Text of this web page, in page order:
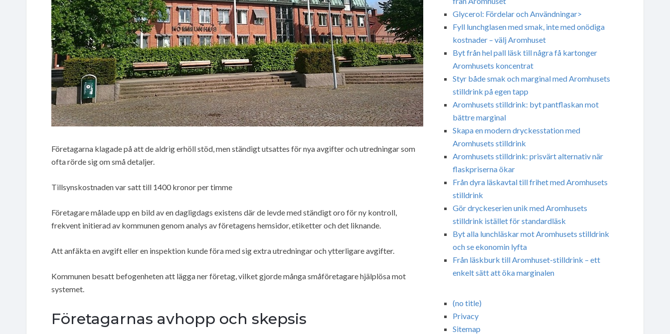
Företagarna klagade på att de aldrig erhöll stöd, men ständigt utsattes för nya avgifter och utredningar som
ofta rörde sig om små detaljer.
Tillsynskostnaden var satt till 1400 kronor per timme
Företagare målade upp en bild av en dagligdags existens där de levde med ständigt oro för ny kontroll,
frekvent initierad av kommunen genom analys av företagens hemsidor, etiketter och det liknande.
Att anfäkta en avgift eller en inspektion kunde föra med sig extra utredningar och ytterligare avgifter.
Kommunen besatt befogenheten att lägga ner företag, vilket gjorde många småföretagare hjälplösa mot
systemet.
Företagarnas avhopp och skepsis
Glycerol: Fördelar och Användningar>
Fyll lunchglasen med smak, inte med onödiga
kostnader – välj Aromhuset
Byt från hel pall läsk till några få kartonger
Aromhusets koncentrat
Styr både smak och marginal med Aromhusets
stilldrink på egen tapp
Aromhusets stilldrink: byt pantflaskan mot
bättre marginal
Skapa en modern dryckesstation med
Aromhusets stilldrink
Aromhusets stilldrink: prisvärt alternativ när
flaskpriserna ökar
Från dyra läskavtal till frihet med Aromhusets
stilldrink
Gör dryckeserien unik med Aromhusets
stilldrink istället för standardläsk
Byt alla lunchläskar mot Aromhusets stilldrink
och se ekonomin lyfta
Från läskburk till Aromhuset-stilldrink – ett
enkelt sätt att öka marginalen
(no title)
Privacy
Sitemap